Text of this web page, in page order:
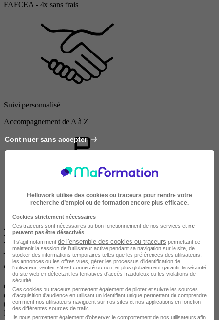
FAFCEA - 4x sans frais
Suivi personnalisé
Accompagnement de A à Z
Centre
À propos du centre HEAD SPA
FORMATION FRANCE - Méthode Shugi
– Formation massage bien-être du cuir
chevelu
Centre pionnier en France et en Europe, nous sommes spécialisés
dans le Head Spa et avons conçu une formation d’excellence alliant
traditions japonaises et innovations modernes.
Plus qu’un apprentissage technique, nous vous accompagnons de A
Continuer sans accepter
Hellowork utilise des cookies ou traceurs pour rendre votre
recherche d’emploi ou de formation encore plus efficace.
Cookies strictement nécessaires
Ces traceurs sont nécessaires au bon fonctionnement de nos services et ne
peuvent pas être désactivés
Il s'agit notamment de l'ensemble des cookies ou traceurs permettant de
maintenir la session de l'utilisateur active pendant sa navigation sur le site, de
stocker des informations temporaires telles que les préférences des utilisateurs,
les annonces ou les offres vues, gérer les processus d'identification de
l'utilisateur, vérifier s'il est connecté ou non, et plus globalement garantir la sécurité
du site web en détectant les tentatives d'accès frauduleux ou les violations de
sécurité.
Ces cookies ou traceurs permettent également de piloter et suivre les sources
d'acquisition d'audience en utilisant un identifiant unique permettant de comprendre
comment nos utilisateurs naviguent sur nos sites et nos applications en fonction
des différentes sources de trafic.
Ils nous permettent également d’observer le comportement de nos utilisateurs afin